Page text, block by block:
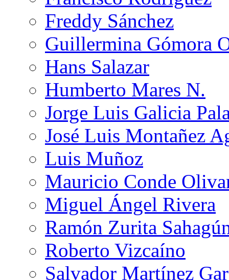
Freddy Sánchez
Guillermina Gómora
Hans Salazar
Humberto Mares N.
Jorge Luis Galicia
José Luis Montañez
Luis Muñoz
Mauricio Conde
Miguel Ángel Rivera
Ramón Zurita
Roberto Vizcaíno
Salvador Martínez